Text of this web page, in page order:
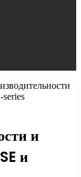
и
и